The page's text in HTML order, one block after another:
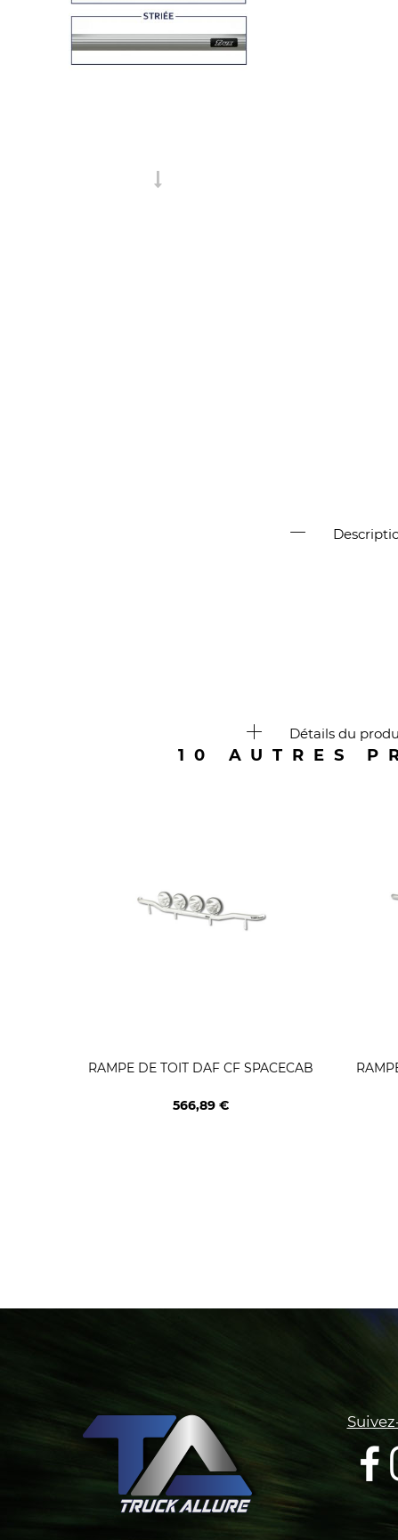
Détails du
10 AUTRES
RAMPE DE TOIT DAF CF SPACECAB
Prix
566,89 €